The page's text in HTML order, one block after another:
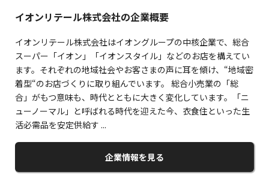
イオンリテール株式会社の企業概要
イオンリテール株式会社はイオングループの中核企業で、総合
スーパー「イオン」「イオンスタイル」などのお店を構えてい
ます。それぞれの地域社会やお客さまの声に耳を傾け、“地域密
着型“のお店づくりに取り組んでいます。 総合小売業の「総
合」がもつ意味も、時代とともに大きく変化しています。「ニ
ューノーマル」と呼ばれる時代を迎えた今、衣食住といった生
活必需品を安定供給す ...
企業情報を見る